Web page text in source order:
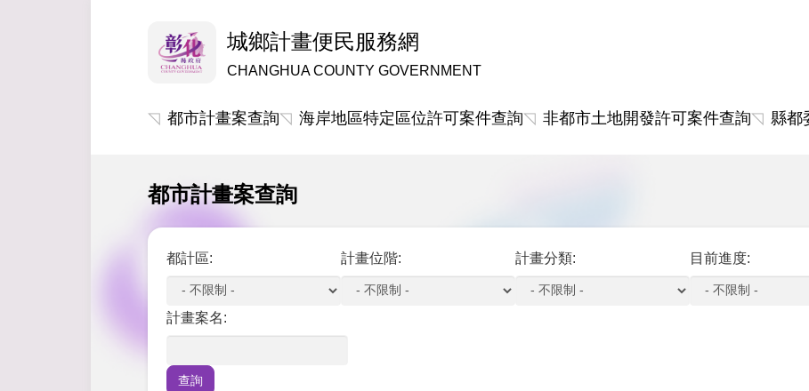
城鄉計畫便民服務網
CHANGHUA COUNTY GOVERNMENT
都市計畫案查詢 海岸地區特定區位許可案件查詢 非都市土地開發許可案件查詢 縣都
都市計畫案查詢
都計區: 計畫位階: 計畫分類: 目前進度:
計畫案名: